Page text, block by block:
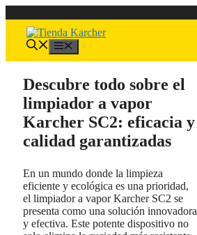
al
contenido
Descubre todo sobre el
limpiador a vapor
Karcher SC2: eficacia y
calidad garantizadas
En un mundo donde la limpieza
eficiente y ecológica es una prioridad,
el limpiador a vapor Karcher SC2 se
presenta como una solución innovadora
y efectiva. Este potente dispositivo no